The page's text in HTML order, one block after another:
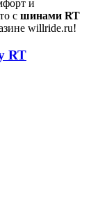
и
с шинами RT
willride.ru!
RT